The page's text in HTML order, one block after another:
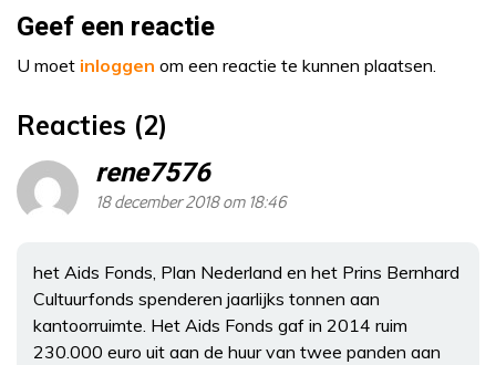
Geef een reactie
U moet inloggen om een reactie te kunnen plaatsen.
Reacties (2)
rene7576
18 december 2018 om 18:46
het Aids Fonds, Plan Nederland en het Prins Bernhard
Cultuurfonds spenderen jaarlijks tonnen aan
kantoorruimte. Het Aids Fonds gaf in 2014 ruim
230.000 euro uit aan de huur van twee panden aan